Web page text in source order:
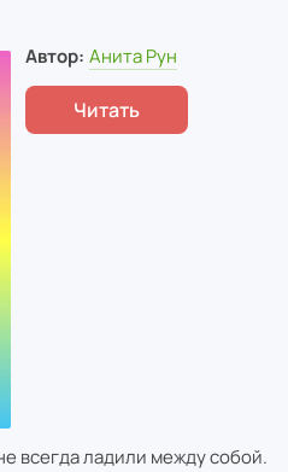
Автор: Анита Рун
Читать
всегда ладили между собой.